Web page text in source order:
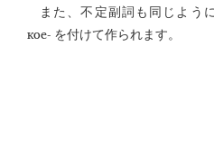
また、不定副詞も同じよう
кое- を付けて作られます。